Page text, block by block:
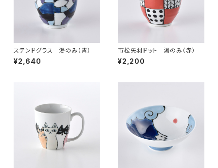
ステンドグラス 湯のみ（青）
¥2,640
市松矢羽ドット 湯のみ（赤）
¥2,200